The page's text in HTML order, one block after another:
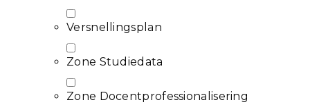
Versnellingsplan
Zone Studiedata
Zone Docentprofessionalisering